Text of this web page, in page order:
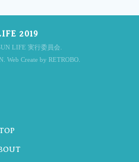
2019
LIFE 実行委員会.
Web Create by RETROBO.